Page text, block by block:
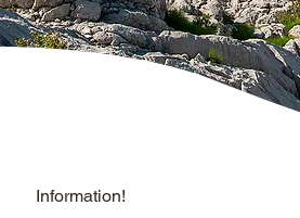
Information!